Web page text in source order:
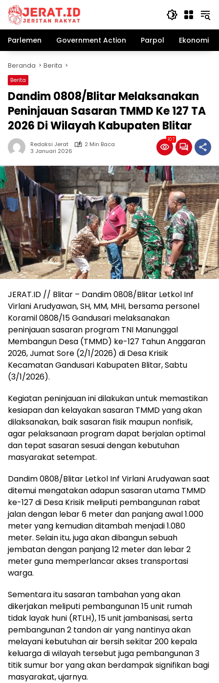
Langsung
konten
Parlemen
Government Action Parpol Ekonomi
Beranda Berita
Berita
Dandim 0808/Blitar Melaksanakan
Peninjauan Sasaran TMMD Ke 127 TA
2026 Di Wilayah Kabupaten Blitar
Redaksi Jerat
2 Min Baca
3 Januari 2026
107
JERAT.ID // Blitar – Dandim 0808/Blitar Letkol Inf
Virlani Arudyawan, SH, MM, MHI, bersama personel
Koramil 0808/15 Gandusari melaksanakan
peninjauan sasaran program TNI Manunggal
Membangun Desa (TMMD) ke-127 Tahun Anggaran
2026, Jumat Sore (2/1/2026) di Desa Krisik
Kecamatan Gandusari Kabupaten Blitar, Sabtu
(3/1/2026).
Kegiatan peninjauan ini dilakukan untuk memastikan
kesiapan dan kelayakan sasaran TMMD yang akan
dilaksanakan, baik sasaran fisik maupun nonfisik,
agar pelaksanaan program dapat berjalan optimal
dan tepat sasaran sesuai dengan kebutuhan
masyarakat setempat.
Dandim 0808/Blitar Letkol Inf Virlani Arudyawan saat
ditemui mengatakan adapun sasaran utama TMMD
ke-127 di Desa Krisik meliputi pembangunan rabat
jalan dengan lebar 6 meter dan panjang awal 1.000
meter yang kemudian ditambah menjadi 1.080
meter. Selain itu, juga akan dibangun sebuah
jembatan dengan panjang 12 meter dan lebar 2
meter guna memperlancar akses transportasi
warga.
Sementara itu sasaran tambahan yang akan
dikerjakan meliputi pembangunan 15 unit rumah
tidak layak huni (RTLH), 15 unit jambanisasi, serta
pembangunan 2 tandon air yang nantinya akan
melayani kebutuhan air bersih sekitar 200 kepala
keluarga di wilayah tersebut juga pembangunan 3
titik sumur bor yang akan berdampak signifikan bagi
masyarakat, ujarnya.